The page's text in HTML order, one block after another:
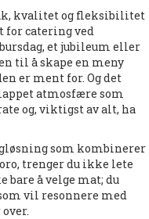
kvalitet og fleksibilitet
for catering ved
et jubileum eller
til å skape en meny
er ment for. Og det
atmosfære som
og, viktigst av alt, ha
som kombinerer
trenger du ikke lete
bare å velge mat; du
vil resonnere med